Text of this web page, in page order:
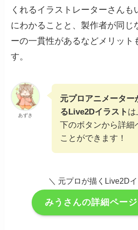
くれるイラストレーターさんも
にわかることと、製作者が同じ
ーの一貫性があるなどメリット
す。
あずき
元プロアニメーター
るLive2Dイラスト は
下のボタンから詳細
ことができます！
＼ 元プロが描くLive2D
みうさんの詳細ペー